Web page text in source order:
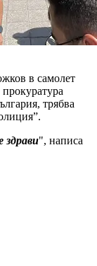
в самолет
трябва
здрави", написа